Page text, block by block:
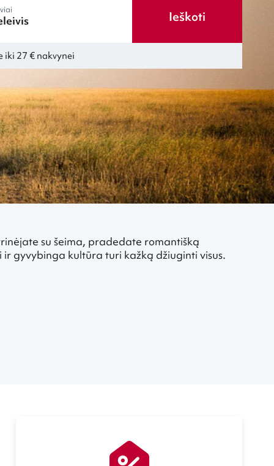
Ieškoti
iki 27 € nakvynei
su šeima, pradedate romantišką
gyvybinga kultūra turi kažką džiuginti visus.